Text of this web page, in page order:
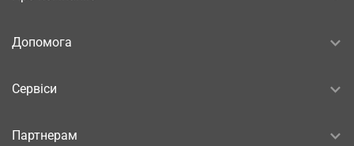
Допомога
Сервіси
Партнерам